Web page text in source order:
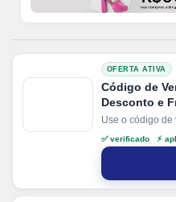
OFERTA ATIVA
Código de
Desconto e
Use o código de
compras acima
✅ verificado ⚡